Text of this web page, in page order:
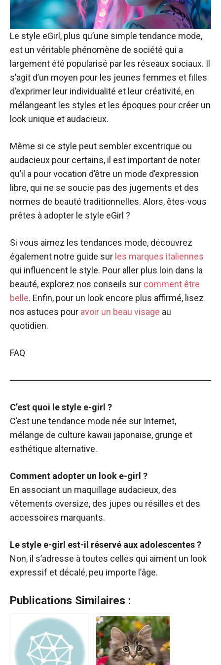
Le style eGirl, plus qu’une simple tendance mode,
est un véritable phénomène de société qui a
largement été popularisé par les réseaux sociaux. Il
s’agit d’un moyen pour les jeunes femmes et filles
d’exprimer leur individualité et leur créativité, en
mélangeant les styles et les époques pour créer un
look unique et audacieux.
Même si ce style peut sembler excentrique ou
audacieux pour certains, il est important de noter
qu’il a pour vocation d’être un mode d’expression
libre, qui ne se soucie pas des jugements et des
normes de beauté traditionnelles. Alors, êtes-vous
prêtes à adopter le style eGirl ?
Si vous aimez les tendances mode, découvrez
également notre guide sur les marques italiennes
qui influencent le style. Pour aller plus loin dans la
beauté, explorez nos conseils sur comment être
belle. Enfin, pour un look encore plus affirmé, lisez
nos astuces pour avoir un beau visage au
quotidien.
FAQ
C’est quoi le style e-girl ?
C’est une tendance mode née sur Internet,
mélange de culture kawaii japonaise, grunge et
esthétique alternative.
Comment adopter un look e-girl ?
En associant un maquillage audacieux, des
vêtements oversize, des jupes ou résilles et des
accessoires marquants.
Le style e-girl est-il réservé aux adolescentes ?
Non, il s’adresse à toutes celles qui aiment un look
expressif et décalé, peu importe l’âge.
Publications Similaires :